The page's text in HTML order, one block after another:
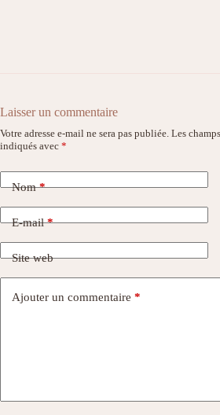
Laisser un commentaire
Votre adresse e-mail ne sera pas publiée. Les
indiqués avec *
Nom*
E-mail*
Site web
Ajouter un commentaire *